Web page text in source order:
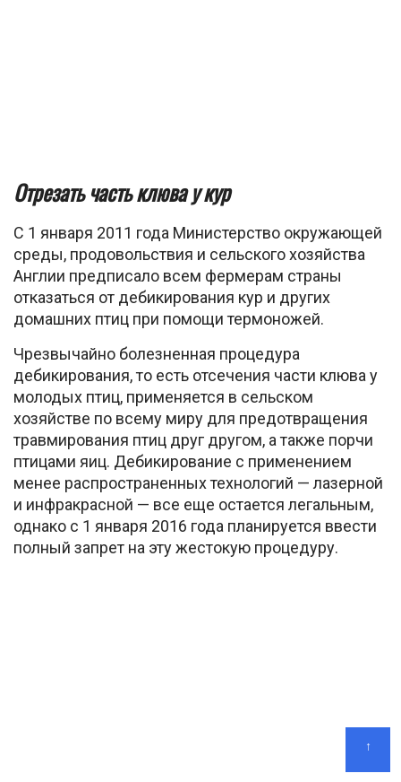
Отрезать часть клюва у кур
С 1 января 2011 года Министерство окружающей
среды, продовольствия и сельского хозяйства
Англии предписало всем фермерам страны
отказаться от дебикирования кур и других
домашних птиц при помощи термоножей.
Чрезвычайно болезненная процедура
дебикирования, то есть отсечения части клюва у
молодых птиц, применяется в сельском
хозяйстве по всему миру для предотвращения
травмирования птиц друг другом, а также порчи
птицами яиц. Дебикирование с применением
менее распространенных технологий — лазерной
и инфракрасной — все еще остается легальным,
однако с 1 января 2016 года планируется ввести
полный запрет на эту жестокую процедуру.
↑